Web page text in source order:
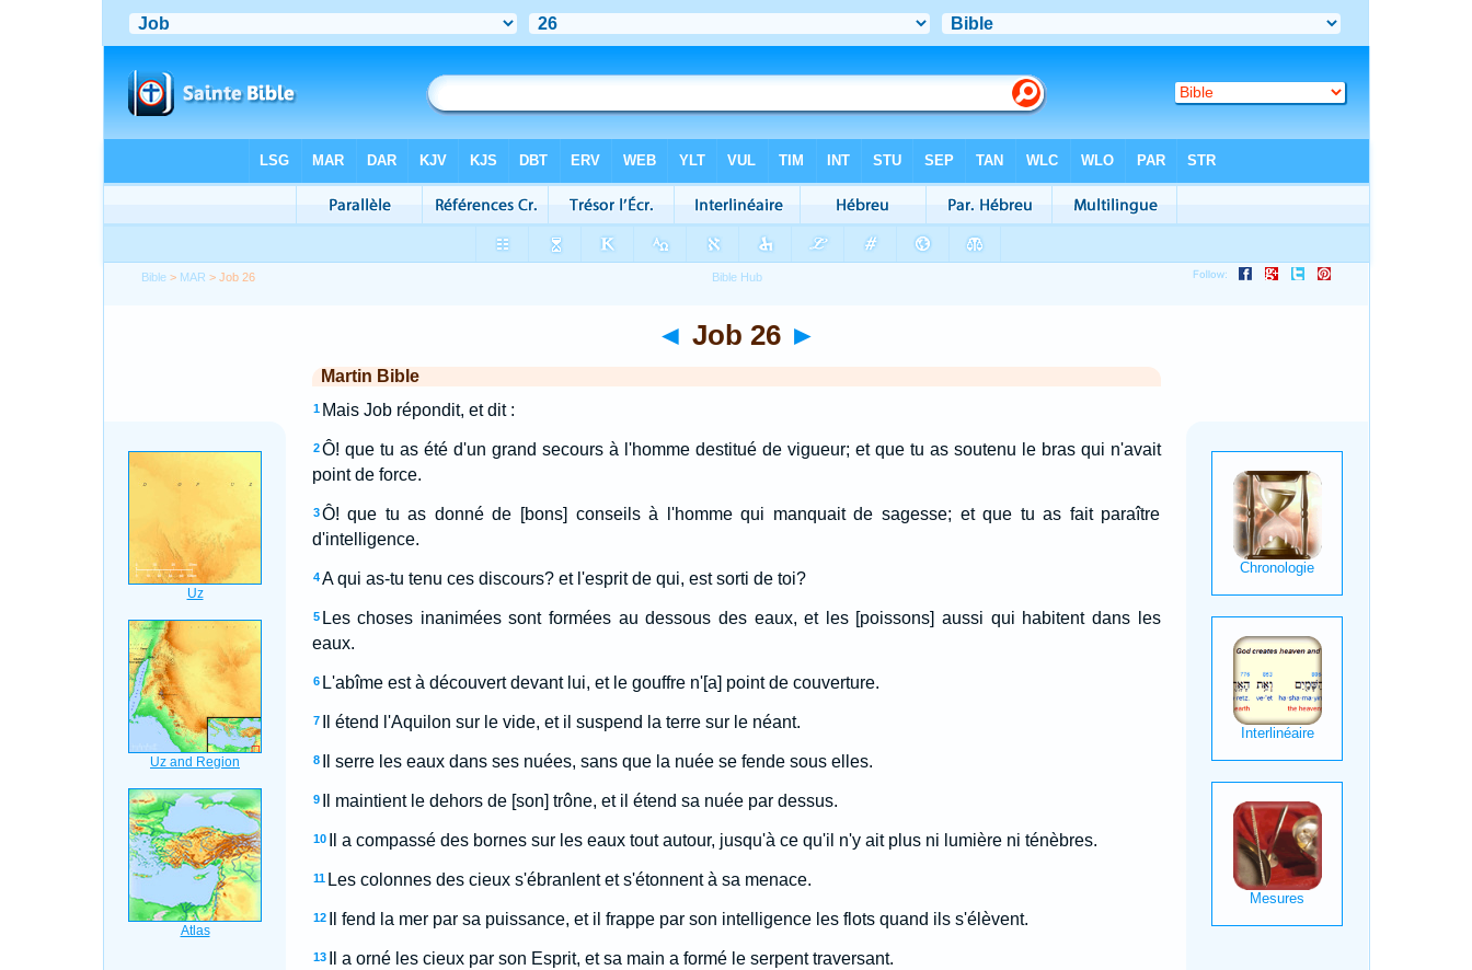
Bible > MAR > Job 26
◄ Job 26 ►
Martin Bible
1 Mais Job répondit, et dit :
2 Ô! que tu as été d'un grand secours à l'homme destitué de vigueur; et que tu as soutenu le bras qui n'avait
point de force.
3 Ô! que tu as donné de [bons] conseils à l'homme qui manquait de sagesse; et que tu as fait paraître
d'intelligence.
4 A qui as-tu tenu ces discours? et l'esprit de qui, est sorti de toi?
5 Les choses inanimées sont formées au dessous des eaux, et les [poissons] aussi qui habitent dans les
eaux.
6 L'abîme est à découvert devant lui, et le gouffre n'[a] point de couverture.
7 Il étend l'Aquilon sur le vide, et il suspend la terre sur le néant.
8 Il serre les eaux dans ses nuées, sans que la nuée se fende sous elles.
9 Il maintient le dehors de [son] trône, et il étend sa nuée par dessus.
10 Il a compassé des bornes sur les eaux tout autour, jusqu'à ce qu'il n'y ait plus ni lumière ni ténèbres.
11 Les colonnes des cieux s'ébranlent et s'étonnent à sa menace.
12 Il fend la mer par sa puissance, et il frappe par son intelligence les flots quand ils s'élèvent.
13 Il a orné les cieux par son Esprit, et sa main a formé le serpent traversant.